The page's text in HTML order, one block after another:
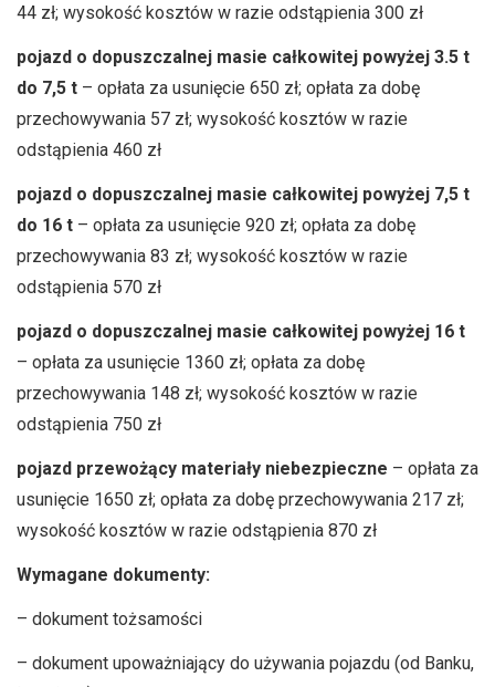
44 zł; wysokość kosztów w razie odstąpienia 300 zł
pojazd o dopuszczalnej masie całkowitej powyżej 3.5 t
do 7,5 t – opłata za usunięcie 650 zł; opłata za dobę
przechowywania 57 zł; wysokość kosztów w razie
odstąpienia 460 zł
pojazd o dopuszczalnej masie całkowitej powyżej 7,5 t
do 16 t – opłata za usunięcie 920 zł; opłata za dobę
przechowywania 83 zł; wysokość kosztów w razie
odstąpienia 570 zł
pojazd o dopuszczalnej masie całkowitej powyżej 16 t
– opłata za usunięcie 1360 zł; opłata za dobę
przechowywania 148 zł; wysokość kosztów w razie
odstąpienia 750 zł
pojazd przewożący materiały niebezpieczne – opłata za
usunięcie 1650 zł; opłata za dobę przechowywania 217 zł;
wysokość kosztów w razie odstąpienia 870 zł
Wymagane dokumenty:
– dokument tożsamości
– dokument upoważniający do używania pojazdu (od Banku,